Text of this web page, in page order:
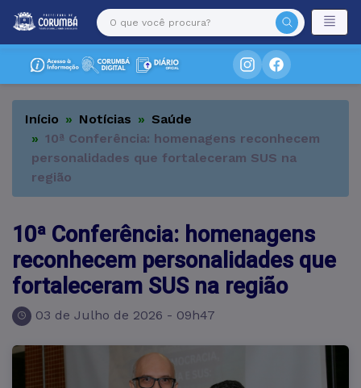
Início Notícias
Saúde
10ª Conferência: homenagens reconhecem
personalidades que fortaleceram SUS na
região
10ª Conferência: homenagens
reconhecem personalidades que
fortaleceram SUS na região
03 de Julho de 2026 - 09h47